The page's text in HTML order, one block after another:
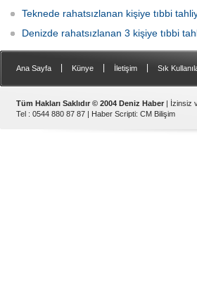
Teknede rahatsızlanan kişiye tıbbi
Denizde rahatsızlanan 3 kişiye tıbbi
Ana Sayfa Künye İletişim Sık
Tüm Hakları Saklıdır © 2004 Deniz Haber | İzinsiz
Tel : 0544 880 87 87 | Haber Scripti: CM Bilişim